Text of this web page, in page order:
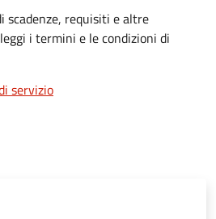
scadenze, requisiti e altre
i termini e le condizioni di
servizio